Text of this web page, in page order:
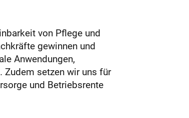
von Pflege und
gewinnen und
Anwendungen,
setzen wir uns für
und Betriebsrente